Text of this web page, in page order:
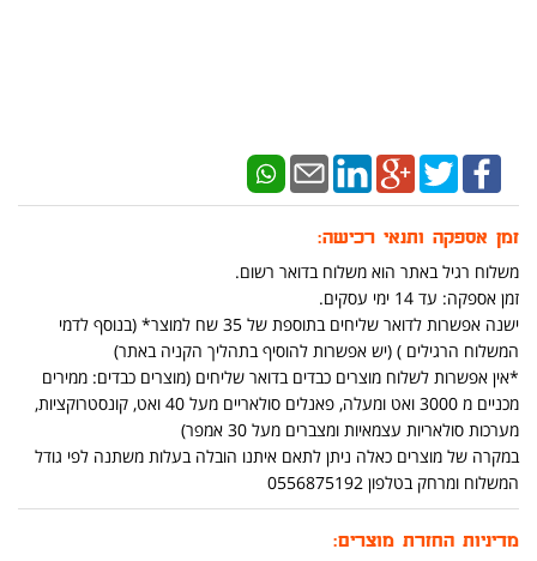
זמן אספקה ותנאי רכישה:
משלוח רגיל באתר הוא משלוח בדואר רשום.
זמן אספקה: עד 14 ימי עסקים.
ישנה אפשרות לדואר שליחים בתוספת של 35 שח למוצר* (בנוסף לדמי
המשלוח הרגילים ) (יש אפשרות להוסיף בתהליך הקניה באתר)
*אין אפשרות לשלוח מוצרים כבדים בדואר שליחים (מוצרים כבדים: ממירים
מכניים מ 3000 ואט ומעלה, פאנלים סולאריים מעל 40 ואט, קונסטרוקציות,
מערכות סולאריות עצמאיות ומצברים מעל 30 אמפר)
במקרה של מוצרים כאלה ניתן לתאם איתנו הובלה בעלות משתנה לפי גודל
המשלוח ומרחק בטלפון 0556875192
מדיניות החזרת מוצרים: